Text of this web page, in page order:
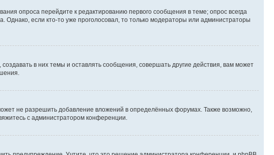
опроса перейдите к редактированию первого сообщения в теме; опрос всегда
Однако, если кто-то уже проголосовал, то только модераторы или администраторы
в них темы и оставлять сообщения, совершать другие действия, вам может
не разрешить добавление вложений в определённых форумах. Также возможно,
с администратором конференции.